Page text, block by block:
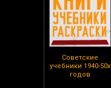
Советские
учебники 1940-50х
годов